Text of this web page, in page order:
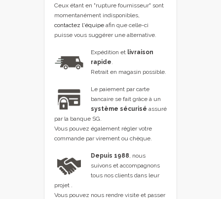
Ceux étant en "rupture fournisseur" sont
momentanément indisponibles,
contactez l'équipe afin que celle-ci
puisse vous suggérer une alternative.
Expédition et livraison
rapide
Retrait en magasin possible.
Le paiement par carte
bancaire se fait grâce à un
système sécurisé assuré
par la banque SG.
Vous pouvez également régler votre
commande par virement ou chèque.
Depuis 1988 , nous
suivons et accompagnons
tous nos clients dans leur
projet .
Vous pouvez nous rendre visite et passer